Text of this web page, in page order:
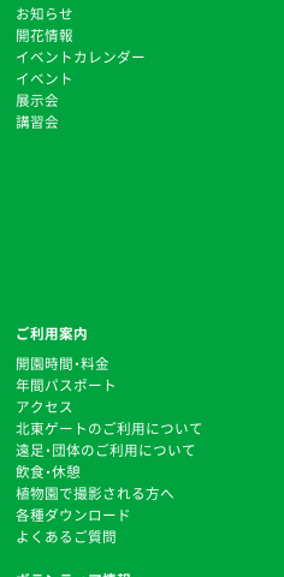
お知らせ
開花情報
イベントカレンダー
イベント
展示会
講習会
ご利用案内
開園時間・料金
年間パスポート
アクセス
北東ゲートのご利用について
遠足・団体のご利用について
飲食・休憩
植物園で撮影される方へ
各種ダウンロード
よくあるご質問